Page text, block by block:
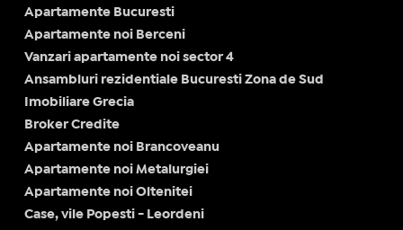
Apartamente Bucuresti
Apartamente noi Berceni
Vanzari apartamente noi sector 4
Ansambluri rezidentiale Bucuresti Zona de Sud
Imobiliare Grecia
Broker Credite
Apartamente noi Brancoveanu
Apartamente noi Metalurgiei
Apartamente noi Oltenitei
Case, vile Popesti - Leordeni